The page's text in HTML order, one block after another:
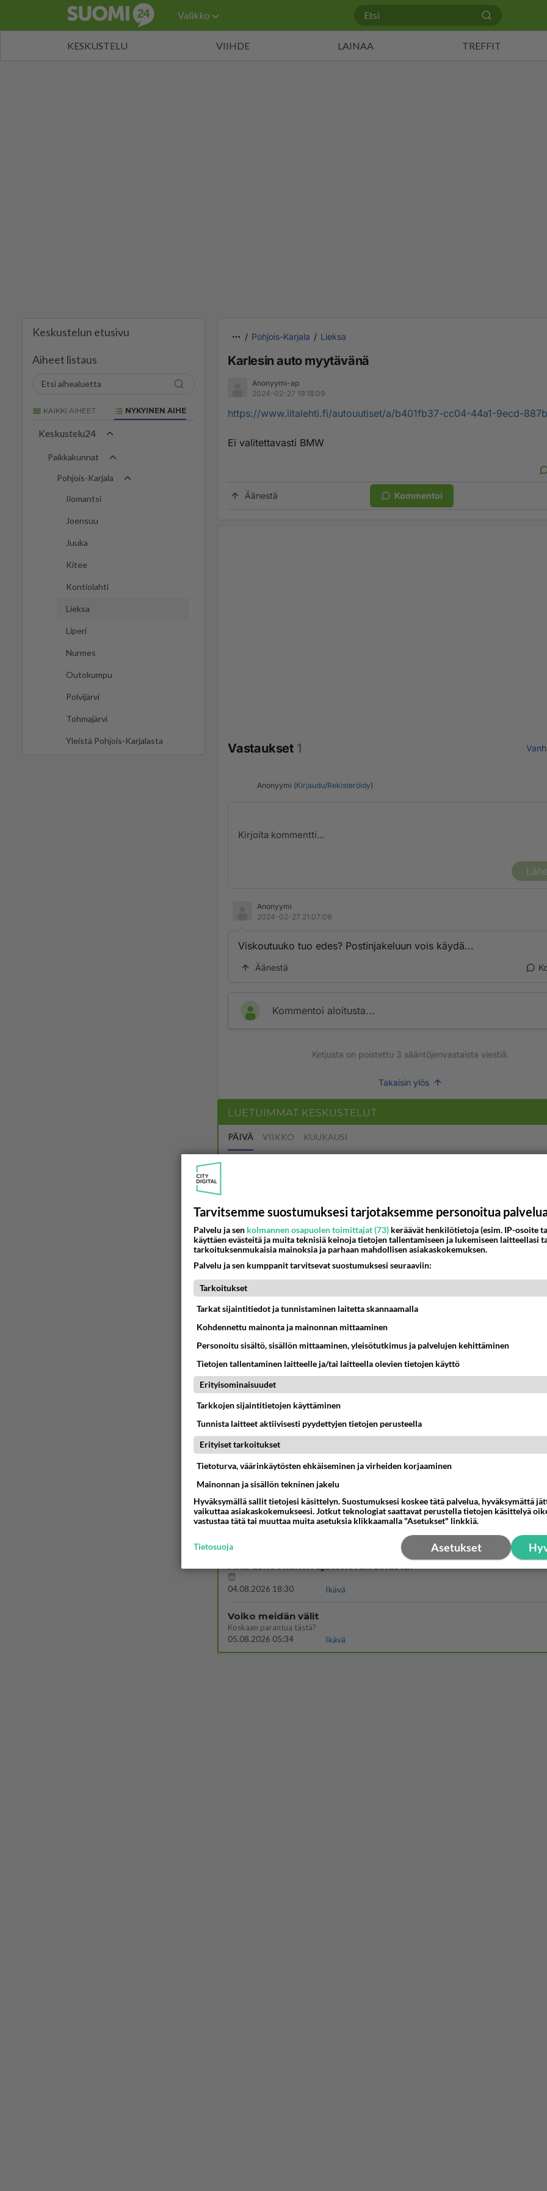
Valikko
KESKUSTELU VIIHDE LAINAA TREFFIT
Keskustelun etusivu
Aiheet listaus
KAIKKI AIHEET NYKYINEN AIHE
Keskustelu24
Paikkakunnat
Pohjois-Karjala
Ilomantsi
Joensuu
Juuka
Kitee
Kontiolahti
Lieksa
Liperi
Nurmes
Outokumpu
Polvijärvi
Tohmajärvi
Yleistä Pohjois-Karjalasta
Pohjois-Karjala Lieksa
Karlesin auto myytävänä
Anonyymi-ap
2024-02-27 19:18:09
https://www.iltalehti.fi/autouutiset/a/b401fb37-cc04-44a1-9ecd-
Ei valitettavasti BMW
Äänestä Kommentoi
Vastaukset 1
Anonyymi (Kirjaudu/Rekisteröidy)
Anonyymi
2024-02-27 21:07:09
Viskoutuuko tuo edes? Postinjakeluun vois käydä...
Äänestä
Kommentoi aloitusta...
Ketjusta on poistettu 3 sääntöjenvastaista viestiä.
Takaisin ylös
LUETUIMMAT KESKUSTELUT
PÄIVÄ VIIKKO KUUKAUSI
Martinan bisneksillä ei mene hyvin
05.08.2026 05:51
Kotimaiset julkkisjuorut
2 km on nykyään liian pitkä koulumatka
04.08.2026 10:07
Tiesitkö? Martina Aitolehden isäpuoli on tämä suosittu laulaja
Mikä sinua ja kaivattuasi
Yhdistää??????
04.08.2026 18:50
Kohtaamme jälleen kun on oikea aika. Sitä ei voi mikään eikä kukaan estää <3 <3
04.08.2026 15:01
Ikävä
Miia Heikkinen avautui !
04.08.2026 04:27
Judo
Mitä töitä kaivattusi on tehnyt?
😅
Mitä uskot hänen ajattelevan sinusta?
😇
04.08.2026 18:30
Ikävä
Voiko meidän välit
Koskaan parantua tästä?
05.08.2026 05:34
Ikävä
Tarvitsemme suostumuksesi tarjotaksemme personoitua
Palvelu ja sen kolmannen osapuolen toimittajat (73) keräävät henkilötietoja (esim. IP-osoite
käyttäen evästeitä ja muita teknisiä keinoja tietojen tallentamiseen ja lukemiseen laitteellasi
tarkoituksenmukaisia mainoksia ja parhaan mahdollisen asiakaskokemuksen.
Palvelu ja sen kumppanit tarvitsevat suostumuksesi seuraaviin:
Tarkoitukset
Tarkat sijaintitiedot ja tunnistaminen laitetta skannaamalla
Kohdennettu mainonta ja mainonnan mittaaminen
Personoitu sisältö, sisällön mittaaminen, yleisötutkimus ja palvelujen kehittäminen
Tietojen tallentaminen laitteelle ja/tai laitteella olevien tietojen käyttö
Erityisominaisuudet
Tarkkojen sijaintitietojen käyttäminen
Tunnista laitteet aktiivisesti pyydettyjen tietojen perusteella
Erityiset tarkoitukset
Tietoturva, väärinkäytösten ehkäiseminen ja virheiden korjaaminen
Mainonnan ja sisällön tekninen jakelu
Hyväksymällä sallit tietojesi käsittelyn. Suostumuksesi koskee tätä palvelua, hyväksymättä
vaikuttaa asiakaskokemukseesi. Jotkut teknologiat saattavat perustella tietojen käsittelyä
vastustaa tätä tai muuttaa muita asetuksia klikkaamalla "Asetukset" linkkiä.
Asetukset
Tietosuoja